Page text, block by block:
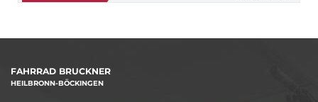
FAHRRAD BRUCKNER
HEILBRONN-BÖCKINGEN